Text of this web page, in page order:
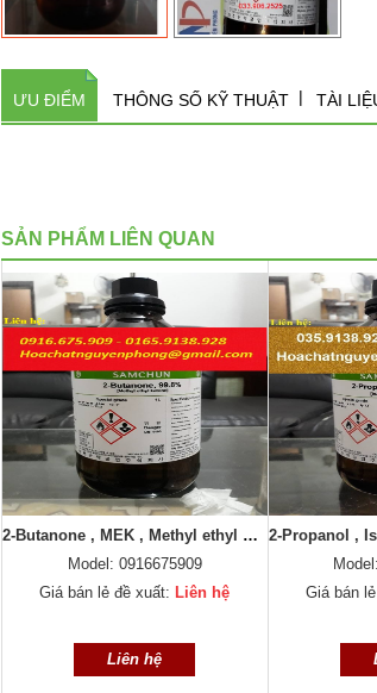
ƯU ĐIỂM THÔNG SỐ KỸ THUẬT TÀI
SẢN PHẨM LIÊN QUAN
2-Propanol , Isopropyl alcohol , Isopropanol , IPA ,Samchun , Korea , Hàn Quốc
Model: 0916675909
Giá bán lẻ đề xuất: Liên hệ
Liên hệ
Giá bán